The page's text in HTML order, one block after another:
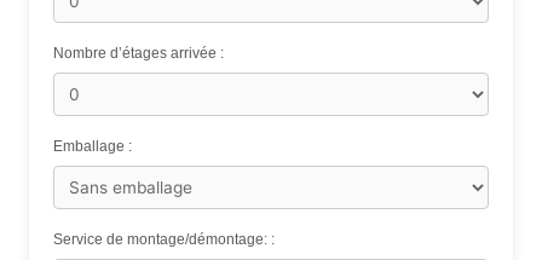
Nombre d’étages arrivée :
Emballage :
Service de montage/démontage: :